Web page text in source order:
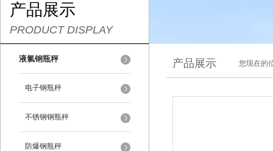
产品展示
PRODUCT DISPLAY
液氯钢瓶秤
电子钢瓶秤
不锈钢钢瓶秤
防爆钢瓶秤
产品展示 您现在的